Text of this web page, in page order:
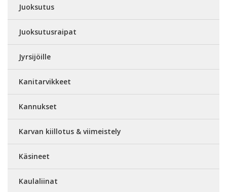
Juoksutus
Juoksutusraipat
Jyrsijöille
Kanitarvikkeet
Kannukset
Karvan kiillotus & viimeistely
Käsineet
Kaulaliinat